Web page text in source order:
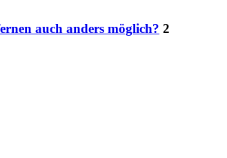
auch anders möglich? 2